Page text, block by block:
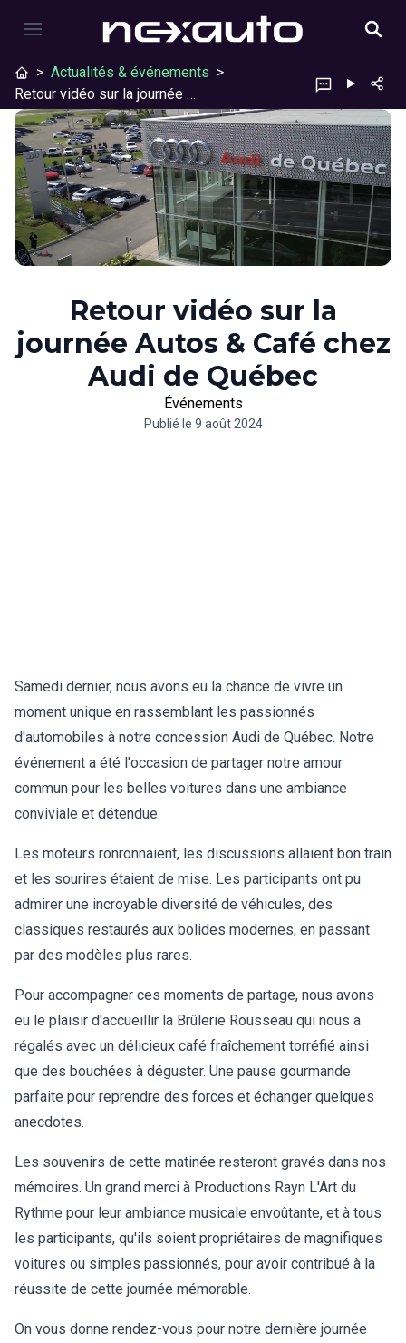
> Actualités & événements >
Retour vidéo sur la journée Autos & Café chez Audi de Québec
Retour vidéo sur la
journée Autos & Café chez
Audi de Québec
Événements
Publié le 9 août 2024
Samedi dernier, nous avons eu la chance de vivre un
moment unique en rassemblant les passionnés
d'automobiles à notre concession Audi de Québec. Notre
événement a été l'occasion de partager notre amour
commun pour les belles voitures dans une ambiance
conviviale et détendue.
Les moteurs ronronnaient, les discussions allaient bon train
et les sourires étaient de mise. Les participants ont pu
admirer une incroyable diversité de véhicules, des
classiques restaurés aux bolides modernes, en passant
par des modèles plus rares.
Pour accompagner ces moments de partage, nous avons
eu le plaisir d'accueillir la Brûlerie Rousseau qui nous a
régalés avec un délicieux café fraîchement torréfié ainsi
que des bouchées à déguster. Une pause gourmande
parfaite pour reprendre des forces et échanger quelques
anecdotes.
Les souvenirs de cette matinée resteront gravés dans nos
mémoires. Un grand merci à Productions Rayn L'Art du
Rythme pour leur ambiance musicale envoûtante, et à tous
les participants, qu'ils soient propriétaires de magnifiques
voitures ou simples passionnés, pour avoir contribué à la
réussite de cette journée mémorable.
On vous donne rendez-vous pour notre dernière journée